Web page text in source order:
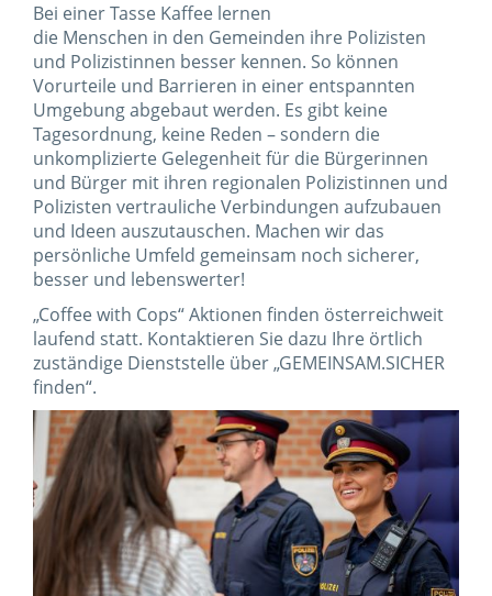
Bei einer Tasse Kaffee lernen
die Menschen in den Gemeinden ihre Polizisten
und Polizistinnen besser kennen. So können
Vorurteile und Barrieren in einer entspannten
Umgebung abgebaut werden. Es gibt keine
Tagesordnung, keine Reden – sondern die
unkomplizierte Gelegenheit für die Bürgerinnen
und Bürger mit ihren regionalen Polizistinnen und
Polizisten vertrauliche Verbindungen aufzubauen
und Ideen auszutauschen. Machen wir das
persönliche Umfeld gemeinsam noch sicherer,
besser und lebenswerter!
„Coffee with Cops“ Aktionen finden österreichweit
laufend statt. Kontaktieren Sie dazu Ihre örtlich
zuständige Dienststelle über „GEMEINSAM.SICHER
finden“.